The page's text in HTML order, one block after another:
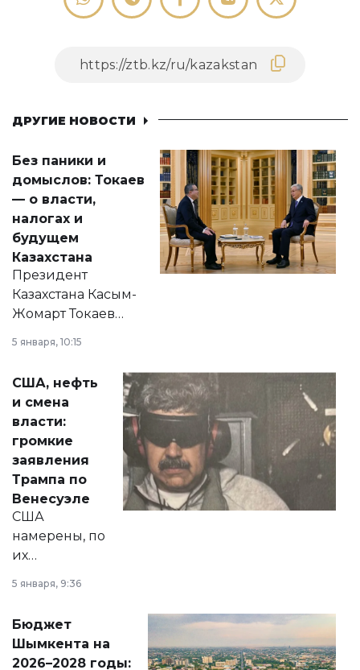
ДРУГИЕ НОВОСТИ
Без паники и
домыслов: Токаев
— о власти,
налогах и
будущем
Казахстана
Президент
Казахстана Касым-
Жомарт Токаев
сразу несколько
актуальных тем —
от слухов о
политических
реформах до
вопросов армии,
экономики и
личного здоровья.
5 января, 10:15
США, нефть
и смена
власти:
громкие
заявления
Трампа по
Венесуэле
США
намерены, по
их
принести
народу
Венесуэлы.
5 января, 9:36
Бюджет
Шымкента на
2026–2028 годы: